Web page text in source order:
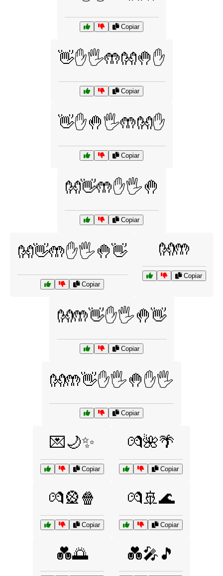
Copiar
👋✋🖐️🤲👐🤚✋
Copiar
👋✋🤚🖐️🤲👐✋
Copiar
👐👋🤲✋🖐️🤚
Copiar
👐👋🤲✋🖐️🤚👋
Copiar
👐🤲
Copiar
👐🤲👋✋🖐️🤚👋
Copiar
👐🤲👋✋🖐️🤚✋🖐️
Copiar
💌🌙✨
Copiar
💏🌺🌴
Copiar
💏🎡🍿
Copiar
💏🚢🌊
Copiar
💑🌅 💑🎤🎵